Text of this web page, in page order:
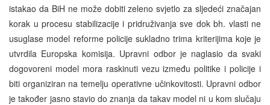
istakao da BiH ne može dobiti zeleno svjetlo za sljedeći značajan
korak u procesu stabilizacije i pridruživanja sve dok bh. vlasti ne
usuglase model reforme policije sukladno trima kriterijima koje je
utvrdila Europska komisija. Upravni odbor je naglasio da svaki
dogovoreni model mora raskinuti vezu između politike i policije i
biti organiziran na temelju operativne učinkovitosti. Upravni odbor
je također jasno stavio do znanja da takav model ni u kom slučaju